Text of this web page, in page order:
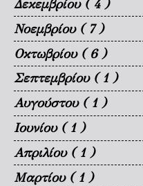
Δεκεμβρίου ( 4 )
Νοεμβρίου ( 7 )
Οκτωβρίου ( 6 )
Σεπτεμβρίου ( 1 )
Αυγούστου ( 1 )
Ιουνίου ( 1 )
Απριλίου ( 1 )
Μαρτίου ( 1 )